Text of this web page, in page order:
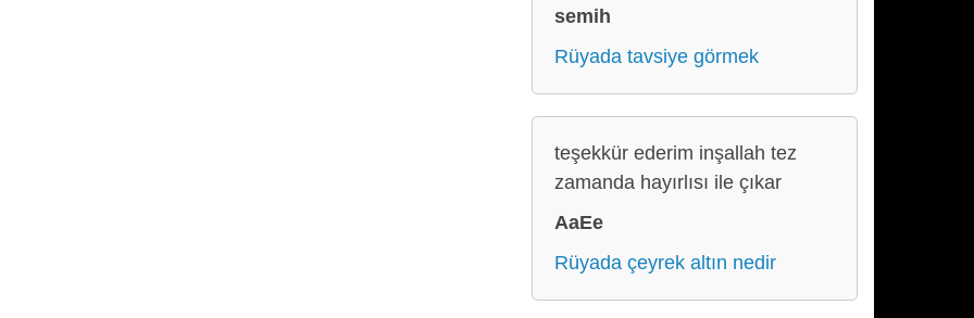
semih
Rüyada tavsiye görmek
teşekkür ederim inşallah tez
zamanda hayırlısı ile çıkar
AaEe
Rüyada çeyrek altın nedir